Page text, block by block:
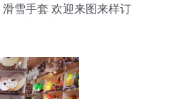
滑雪手套 欢迎来图来样订